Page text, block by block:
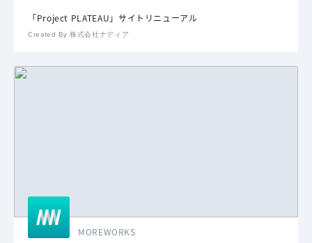
「Project PLATEAU」サイトリニューアル
Created By 株式会社ナディア
MOREWORKS